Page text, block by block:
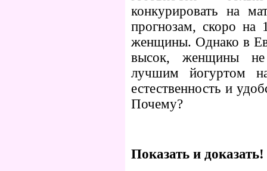
конкурировать на
прогнозам, скоро на
женщины. Однако в
высок, женщины не
лучшим йогуртом
естественность и
Почему?
Показать и доказать!